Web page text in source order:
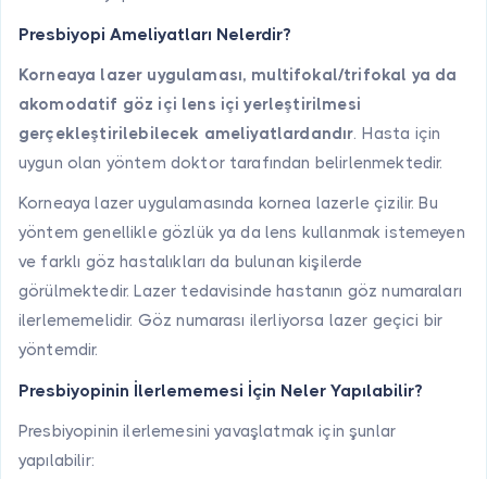
Presbiyopi Ameliyatları Nelerdir?
Korneaya lazer uygulaması, multifokal/trifokal ya da
akomodatif göz içi lens içi yerleştirilmesi
gerçekleştirilebilecek ameliyatlardandır. Hasta için
uygun olan yöntem doktor tarafından belirlenmektedir.
Korneaya lazer uygulamasında kornea lazerle çizilir. Bu
yöntem genellikle gözlük ya da lens kullanmak istemeyen
ve farklı göz hastalıkları da bulunan kişilerde
görülmektedir. Lazer tedavisinde hastanın göz numaraları
ilerlememelidir. Göz numarası ilerliyorsa lazer geçici bir
yöntemdir.
Presbiyopinin İlerlememesi İçin Neler Yapılabilir?
Presbiyopinin ilerlemesini yavaşlatmak için şunlar
yapılabilir: